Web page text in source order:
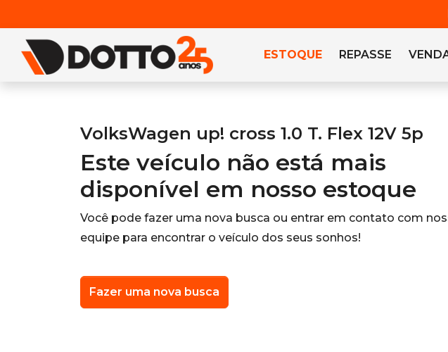
ESTOQUE REPASSE
VolksWagen up! cross 1.0 T. Flex 12V 5p
Este veículo não está mais
disponível em nosso estoque
Você pode fazer uma nova busca ou entrar em contato com
equipe para encontrar o veículo dos seus sonhos!
Fazer uma nova busca